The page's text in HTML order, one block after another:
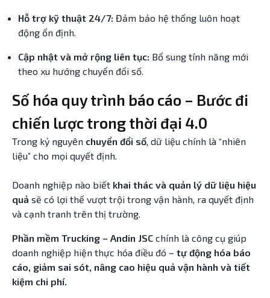
Hỗ trợ kỹ thuật 24/7: Đảm bảo hệ thống luôn hoạt
động ổn định.
Cập nhật và mở rộng liên tục: Bổ sung tính năng mới
theo xu hướng chuyển đổi số.
Số hóa quy trình báo cáo – Bước đi
chiến lược trong thời đại 4.0
Trong kỷ nguyên chuyển đổi số , dữ liệu chính là “nhiên
liệu” cho mọi quyết định.
Doanh nghiệp nào biết khai thác và quản lý dữ liệu hiệu
quả sẽ có lợi thế vượt trội trong vận hành, ra quyết định
và cạnh tranh trên thị trường.
Phần mềm Trucking – Andin JSC chính là công cụ giúp
doanh nghiệp hiện thực hóa điều đó – tự động hóa báo
cáo, giảm sai sót, nâng cao hiệu quả vận hành và tiết
kiệm chi phí.